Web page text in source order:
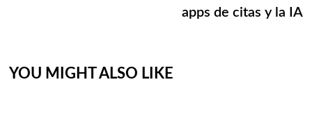
apps de citas y la IA
YOU MIGHT ALSO LIKE